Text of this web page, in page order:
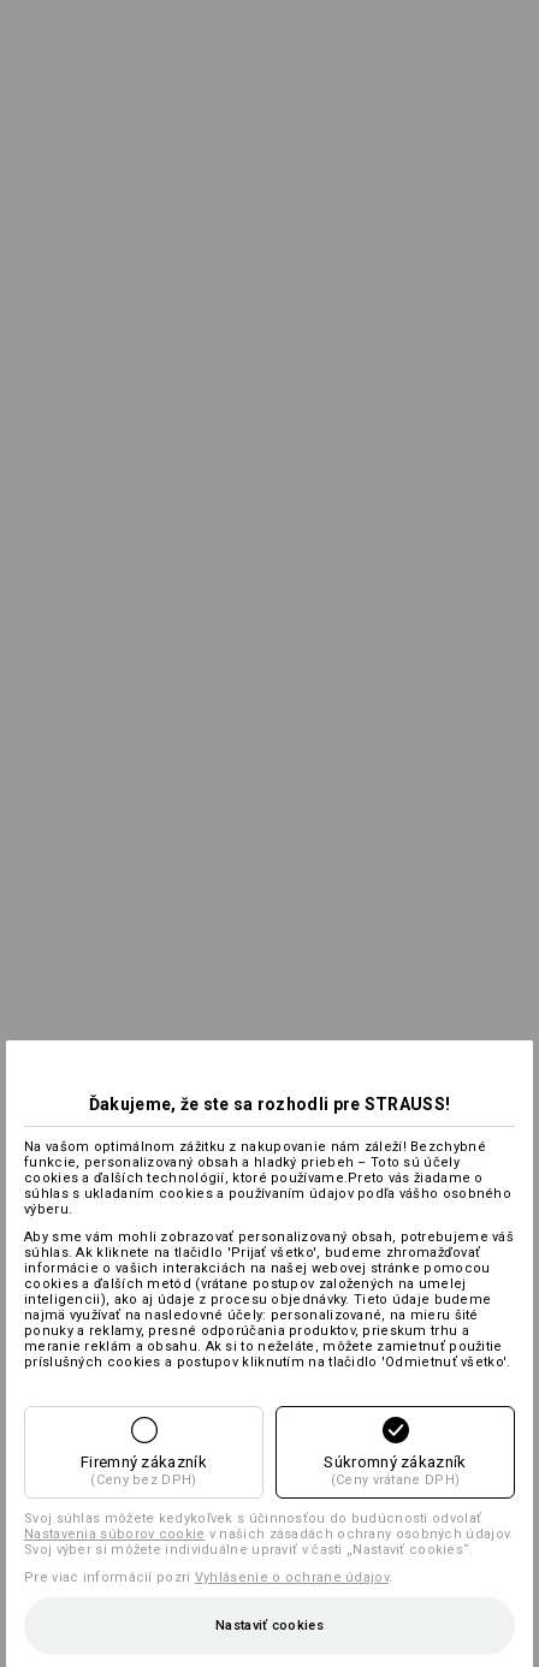
Ďakujeme, že ste sa rozhodli pre STRAUSS!
Na vašom optimálnom zážitku z nakupovanie nám záleží! Bezchybné
funkcie, personalizovaný obsah a hladký priebeh – Toto sú účely
cookies a ďalších technológií, ktoré používame.Preto vás žiadame o
súhlas s ukladaním cookies a používaním údajov podľa vášho osobného
výberu.
Aby sme vám mohli zobrazovať personalizovaný obsah, potrebujeme váš
súhlas. Ak kliknete na tlačidlo 'Prijať všetko', budeme zhromažďovať
informácie o vašich interakciách na našej webovej stránke pomocou
cookies a ďalších metód (vrátane postupov založených na umelej
inteligencii), ako aj údaje z procesu objednávky. Tieto údaje budeme
najmä využívať na nasledovné účely: personalizované, na mieru šité
ponuky a reklamy, presné odporúčania produktov, prieskum trhu a
meranie reklám a obsahu. Ak si to neželáte, môžete zamietnuť použitie
príslušných cookies a postupov kliknutím na tlačidlo 'Odmietnuť všetko'.
Firemný zákazník
(Ceny bez DPH)
Súkromný zákazník
(Ceny vrátane DPH)
Svoj súhlas môžete kedykoľvek s účinnosťou do budúcnosti odvolať
Nastavenia súborov cookie v našich zásadách ochrany osobných údajov.
Svoj výber si môžete individuálne upraviť v časti „Nastaviť cookies“.
Pre viac informácií pozri Vyhlásenie o ochrane údajov.
Nastaviť cookies